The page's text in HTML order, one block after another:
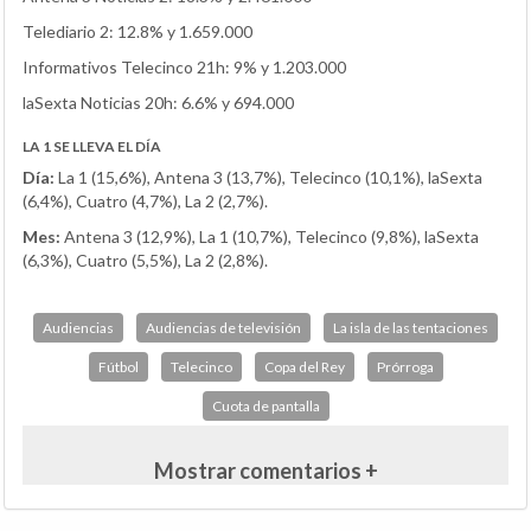
Telediario 2: 12.8% y 1.659.000
Informativos Telecinco 21h: 9% y 1.203.000
laSexta Noticias 20h: 6.6% y 694.000
LA 1 SE LLEVA EL DÍA
Día: La 1 (15,6%), Antena 3 (13,7%), Telecinco (10,1%), laSexta
(6,4%), Cuatro (4,7%), La 2 (2,7%).
Mes: Antena 3 (12,9%), La 1 (10,7%), Telecinco (9,8%), laSexta
(6,3%), Cuatro (5,5%), La 2 (2,8%).
Audiencias Audiencias de televisión La isla de las tentaciones
Fútbol Telecinco Copa del Rey Prórroga
Cuota de pantalla
Mostrar comentarios +